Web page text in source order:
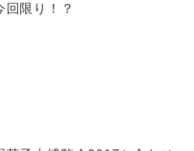
回限り！？